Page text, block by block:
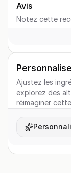
Avis
Notez cette
Ajustez les
explorez des
réimaginer